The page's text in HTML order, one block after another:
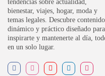
tendencias sobre actualidad,
bienestar, viajes, hogar, moda y
temas legales. Descubre contenido
dinámico y práctico diseñado para
inspirarte y mantenerte al día,
en un solo lugar.